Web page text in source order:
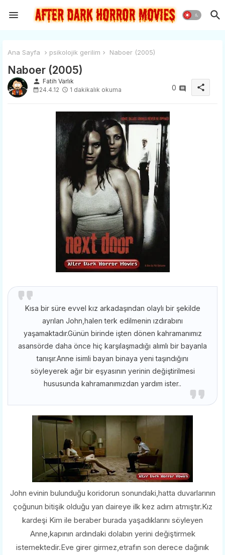
Ana Sayfa psikolojik gerilim Naboer (2005)
Naboer (2005)
person Fatih Varlık
24.4.12
1 dakikalık okuma 0 share
Kısa bir süre evvel kız arkadaşından olaylı bir şekilde
ayrılan John,halen terk edilmenin ızdırabını
yaşamaktadır.Günün birinde işten dönen kahramanımız
asansörde daha önce hiç karşılaşmadığı alımlı bir bayanla
tanışır.Anne isimli bayan binaya yeni taşındığını
söyleyerek ağır bir eşyasının yerinin değiştirilmesi
hususunda kahramanımızdan yardım ister..
John evinin bulunduğu koridorun sonundaki,hatta duvarlarının
çoğunun bitişik olduğu yan daireye ilk kez adım atmıştır.Kız
kardeşi Kim ile beraber burada yaşadıklarını söyleyen
Anne,kapının ardındaki dolabın yerini değiştirmek
istemektedir.Eve girer girmez,etrafın son derece dağınık